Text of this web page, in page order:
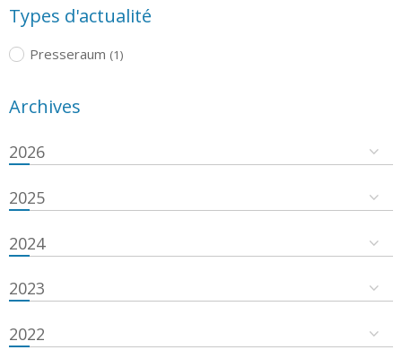
Types d'actualité
Presseraum (1)
Archives
2026
2025
2024
2023
2022